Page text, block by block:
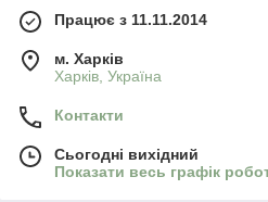
Працює з 11.11.2014
м. Харків
Харків, Україна
Контакти
Сьогодні вихідний
Показати весь графік